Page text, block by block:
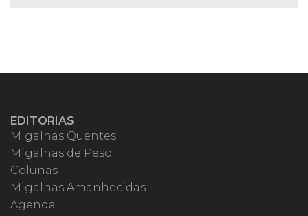
EDITORIAS
Migalhas Quentes
Migalhas de Peso
Colunas
Migalhas Amanhecidas
Agenda